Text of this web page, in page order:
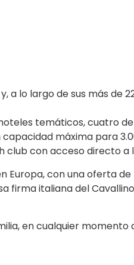
a lo largo de sus más de
temáticos, cuatro
máxima para
club con acceso directo a
Europa, con una oferta de
firma italiana del Cavallino
en cualquier momento